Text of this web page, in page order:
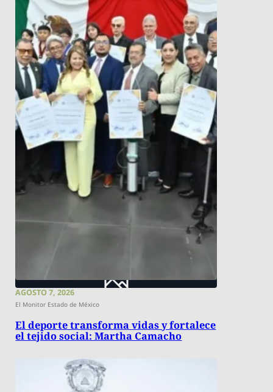
AGOSTO 7, 2026
El Monitor Estado de México
El deporte transforma vidas y fortalece
el tejido social: Martha Camacho